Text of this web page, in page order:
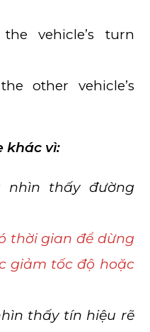
vehicle’s turn
other vehicle’s
khác vì:
nhìn thấy đường
thời gian để dừng
giảm tốc độ hoặc
thấy tín hiệu rẽ